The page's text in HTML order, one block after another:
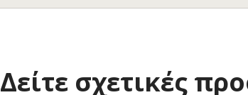
Δείτε σχετικές